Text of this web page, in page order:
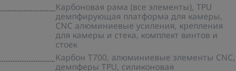
Карбоновая рама (все элементы), TPU
демпфирующая платформа для камеры,
CNC алюминиевые усиления, крепления
для камеры и стека, комплект винтов и
стоек
Карбон T700, алюминиевые элементы CNC,
демпферы TPU, силиконовая